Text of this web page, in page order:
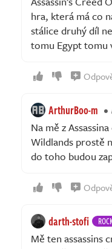
hra, která má co
stálice druhý díl
tomu Egypt tomu
ArthurBoo-m
Na mě z
Wildlands prostě
do toho budou
darth-stofi
Mě ten assassins